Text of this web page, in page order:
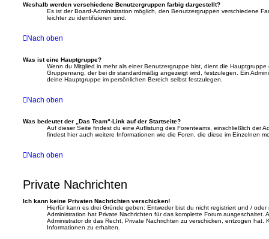
Weshalb werden verschiedene Benutzergruppen farbig dargestellt?
Es ist der Board-Administration möglich, den Benutzergruppen verschiedene
leichter zu identifizieren sind.
Nach oben
Was ist eine Hauptgruppe?
Wenn du Mitglied in mehr als einer Benutzergruppe bist, dient die
Gruppenrang, der bei dir standardmäßig angezeigt wird, festzulegen. Ein
deine Hauptgruppe im persönlichen Bereich selbst festzulegen.
Nach oben
Was bedeutet der „Das Team“-Link auf der Startseite?
Auf dieser Seite findest du eine Auflistung des Forenteams, einschließlich der
findest hier auch weitere Informationen wie die Foren, die diese im Einzelnen
Nach oben
Private Nachrichten
Ich kann keine Privaten Nachrichten verschicken!
Hierfür kann es drei Gründe geben: Entweder bist du nicht registriert und /
Administration hat Private Nachrichten für das komplette Forum ausgeschaltet.
Administrator dir das Recht, Private Nachrichten zu verschicken, entzogen hat.
Informationen zu erhalten.